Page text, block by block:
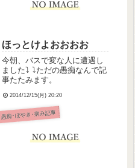
怖くて聞けなかった子ども授
ほっとけよおおおお
今朝、バスで変な人に遭遇し
ました⤵︎ ⤵︎ただの愚痴なんで記
事たたみます。
2014/12/15(月) 20:20
愚痴･ぼやき･病み記事